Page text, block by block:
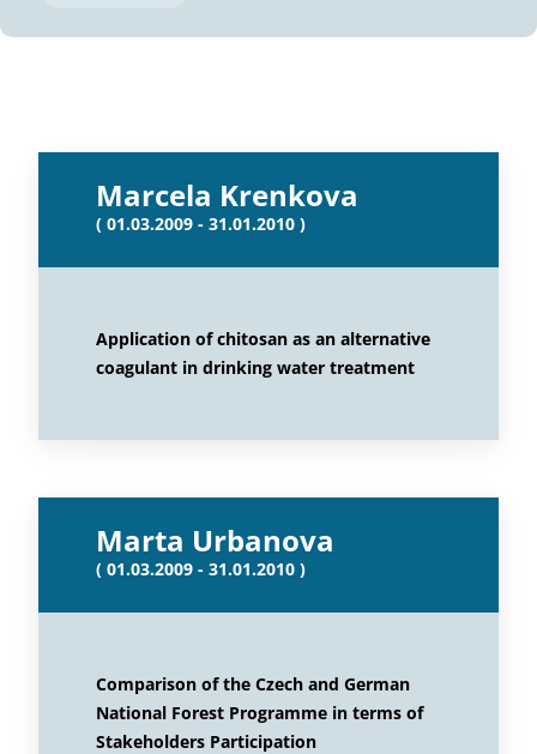
Marcela Krenkova
( 01.03.2009 - 31.01.2010 )
Application of chitosan as an alternative
coagulant in drinking water treatment
Marta Urbanova
( 01.03.2009 - 31.01.2010 )
Comparison of the Czech and German
National Forest Programme in terms of
Stakeholders Participation